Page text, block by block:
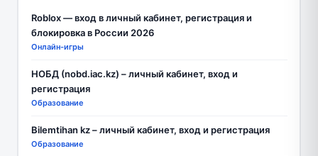
Roblox — вход в личный кабинет, регистрация и
блокировка в России 2026
Онлайн-игры
НОБД (nobd.iac.kz) – личный кабинет, вход и
регистрация
Образование
Bilemtihan kz – личный кабинет, вход и регистрация
Образование